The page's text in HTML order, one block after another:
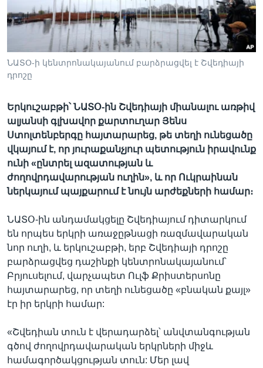
Լեզուներ
ՆԱՏՕ-ի կենտրոնակայանում բարձրացվել է Շվեդիայի
դրոշը
Երկուշաբթի՝ ՆԱՏՕ-ին Շվեդիայի միանալու առթիվ
ալյանսի գլխավոր քարտուղար Յենս
Ստոլտենբերգը հայտարարեց, թե տեղի ունեցածը
վկայում է, որ յուրաքանչյուր պետություն իրավունք
ունի «ընտրել ազատության և
ժողովրդավարության ուղին», և որ Ուկրաինան
ներկայում պայքարում է նույն արժեքների համար։
ՆԱՏՕ-ին անդամակցելը Շվեդիայում դիտարկում
են որպես երկրի առաջըթնացի ռազմավարական
նոր ուղի, և երկուշաբթի, երբ Շվեդիայի դրոշը
բարձրացվեց դաշինքի կենտրոնակայանում՝
Բրյուսելում, վարչապետ Ուլֆ Քրիստերսոնը
հայտարարեց, որ տեղի ունեցածը «բնական քայլ»
էր իր երկրի համար:
«Շվեդիան տուն է վերադարձել՝ անվտանգության
գծով ժողովրդավարական երկրների միջև
համագործակցության տուն: Մեր լավ